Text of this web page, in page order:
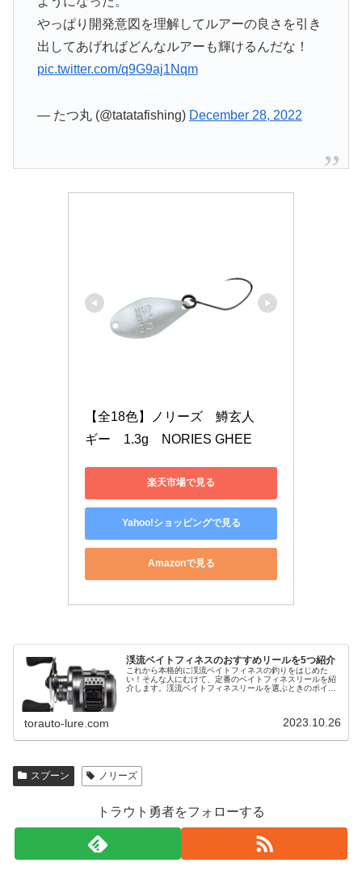
やっぱり開発意図を理解してルアーの良さを引き
出してあげればどんなルアーも輝けるんだな！
pic.twitter.com/q9G9aj1Nqm
— たつ丸 (@tatatafishing) December 28, 2022
【全18色】ノリーズ　鱒玄人
ギー　1.3g　NORIES GHEE
楽天市場で見る
Yahoo!ショッピングで見る
Amazonで見る
渓流ベイトフィネスのおすすめリールを5つ紹介
これから本格的に渓流ベイトフィネスの釣りをはじめた
い！そんな人にむけて、定番のベイトフィネスリールを紹
介します。渓流ベイトフィネスリールを選ぶときのポイン
torauto-lure.com 2023.10.26
スプーン ノリーズ
トラウト勇者をフォローする